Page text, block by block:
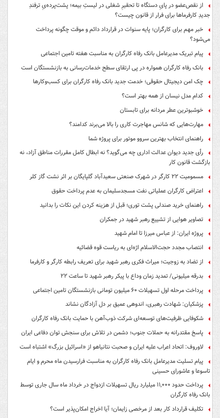
از نقص‌عضو در پایِ دستگاه تا تحقیرِ شغلی در لیستِ بیمه؛ پشت‌پرده‌یِ ترفندِ
جدیدِ کارفرماها برای فرار از قانون چیست؟
خبر مهم برای کارگران؛ پایه سنوات در قرارداد دائم و موقت چگونه پرداخت
می‌شود؟
پیام تبریک مدیرعامل بانک رفاه کارگران به مناسبت هفته تامین اجتماعی
بانک رفاه کارگران همواره در پی ارتقای سطح خدمات‌رسانی به بازنشستگان است
چک امن دیجیتال حقوقی؛ خدمت جدید بانک رفاه کارگران برای کسب‌وکارها
کدام مدل نیسان از همه بهتر است؟
خوشبوترین عطر مردانه برای تابستان
مهارت‌هایی که شانس مهاجرت کاری را بالا می‌برند کدامند؟
راهنمای انتخاب بهترین سروو موتور برای پروژه شما
رأی جدید دیوان عدالت اداری چه می‌گوید؟ نه ابطال کامل مقررات مناطق آزاد، نه
بازگشت قانون کار
مسمومیت ۲۲ کارگر در شهرک صنعتی سعیدآباد گلپایگان بر اثر نشت گاز کلر
اعتراض کارگران عملیاتی نفت مسجدسلیمان به عدم پرداخت حقوق
راهنمای خرید صندلی پشت توری؛ قبل از هزینه کردن این نکات را بدانید
تصاویر هوایی از تشییع رهبر شهید در جمکران
پروژه ایران: از عباس میرزا تا امام شهید
انتصاب مجدد حجت‌الاسلام اژه‌ای به ریاست قوه‌ قضائیه
از تضاد به زوجیت؛ میراث فکری رهبر شهید برای تعریف رابطه کارگر و کارفرما
بدرقه میلیونی/ تمدید زمان وداع با پیکر رهبر شهید تا ساعت ۲۲
پرداخت مرحله اول تسهیلات ۶۰ میلیون تومانی بازنشستگان تامین اجتماعی
پزشکیان: شهادت رهبری، اندوهی عمیق بر دل آزادگان نشاند
شکوفایی ظرفیت‌های توسعه‌ای شرکت ذوب‌آهن با حمایت‌ بانک رفاه کارگران
پاسخ مقتدرانه به حملات جنوب؛ دشمن در تلاش برای سنجش توان دفاعی ایران
لاوروف: اتحاد اعراب علیه ایران و صحبت نتانیاهو از «اسرائیل بزرگ» اشتباه است
پیام تسلیت مدیرعامل بانک رفاه کارگران به مناسبت فرارسیدن ماه محرم و ایام
تاسوعا و عاشورای حسینی
پرداخت حدود ۱۱,۰۰۰ میلیارد ریال تسهیلات ازدواج در خرداد ماه سال جاری توسط
بانک رفاه کارگران
تکلیف قرارداد کار بعد از مرخصی زایمان؛ آیا اخراج امکان‌پذیر است؟